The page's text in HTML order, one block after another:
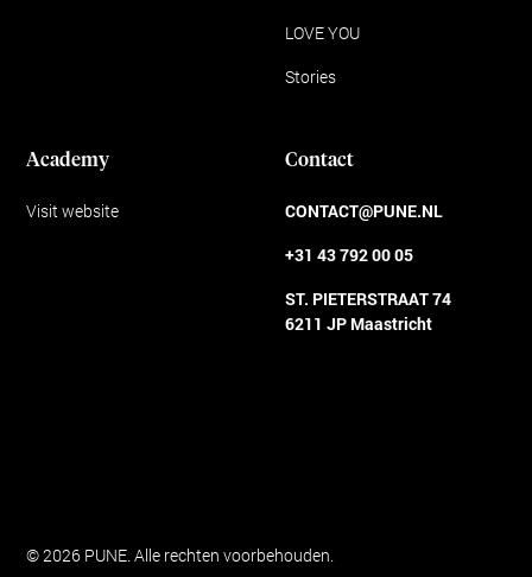
LOVE YOU
Stories
Academy
Visit website
Contact
CONTACT@PUNE.NL
+31 43 792 00 05
ST. PIETERSTRAAT 74
6211 JP Maastricht
© 2026 PUNE. Alle rechten voorbehouden.